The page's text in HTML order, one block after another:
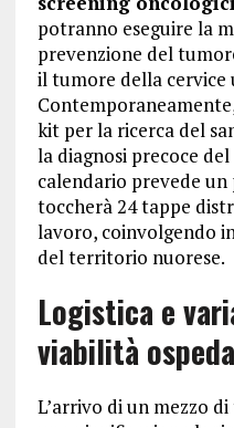
potranno eseguire la
prevenzione del
il tumore della cervice
kit per la ricerca del
la diagnosi precoce
calendario prevede
toccherà 24 tappe
lavoro, coinvolgendo
del territorio nuorese.
Logistica e
viabilità
L’arrivo di un mezzo